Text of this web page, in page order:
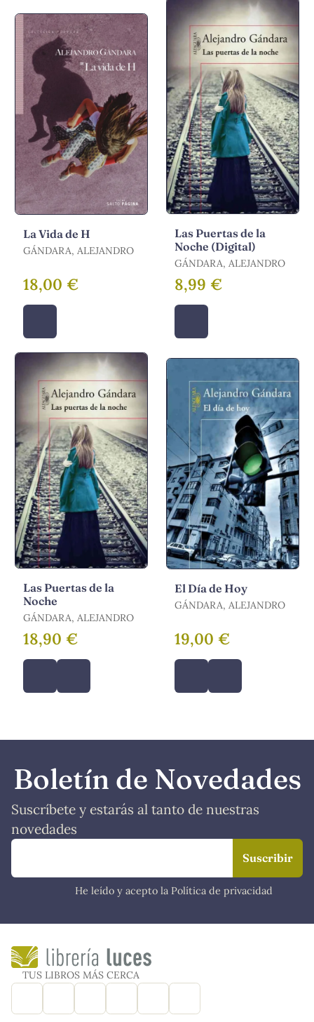
La Vida de H
GÁNDARA, ALEJANDRO
18,00 €
Las Puertas de la
Noche (Digital)
GÁNDARA, ALEJANDRO
8,99 €
Las Puertas de la
Noche
GÁNDARA, ALEJANDRO
18,90 €
El Día de Hoy
GÁNDARA, ALEJANDRO
19,00 €
Boletín de Novedades
Suscríbete y estarás al tanto de nuestras
novedades
He leído y acepto la Política de privacidad
TUS LIBROS MÁS CERCA